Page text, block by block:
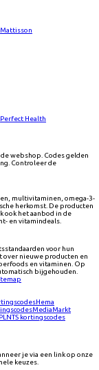
Mattisson
Perfect Health
webshop. Codes gelden
Controleer de
multivitaminen, omega-3-
herkomst. De producten
ook het aanbod in de
en vitamindeals.
voor hun
over nieuwe producten en
en vitaminen. Op
bijgehouden.
Hema
MediaMarkt
PLNTS kortingscodes
je via een link op onze
keuzes.